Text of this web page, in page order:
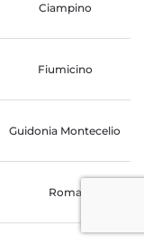
Ciampino
Fiumicino
Guidonia Montecelio
Roma